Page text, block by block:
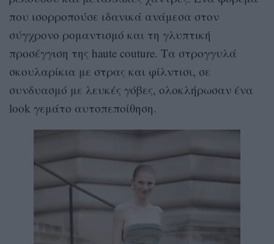
που ισορροπούσε ιδανικά ανάμεσα στον
σύγχρονο ρομαντισμό και τη γλυπτική
προσέγγιση της haute couture. Τα στρογγυλά
σκουλαρίκια με στρας και φίλντισι, σε
συνδυασμό με λευκές γόβες, ολοκλήρωσαν ένα
look γεμάτο αυτοπεποίθηση.